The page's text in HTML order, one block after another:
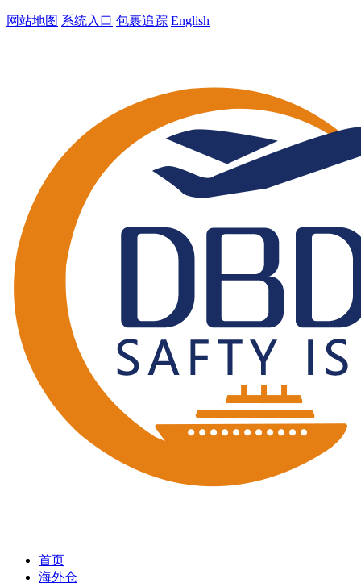
网站地图 系统入口 包裹追踪 English
首页
海外仓